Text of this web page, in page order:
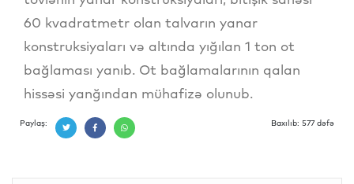
60 kvadratmetr olan talvarın yanar
konstruksiyaları və altında yığılan 1 ton ot
bağlaması yanıb. Ot bağlamalarının qalan
hissəsi yanğından mühafizə olunub.
Paylaş: Baxılıb: 577 dəfə